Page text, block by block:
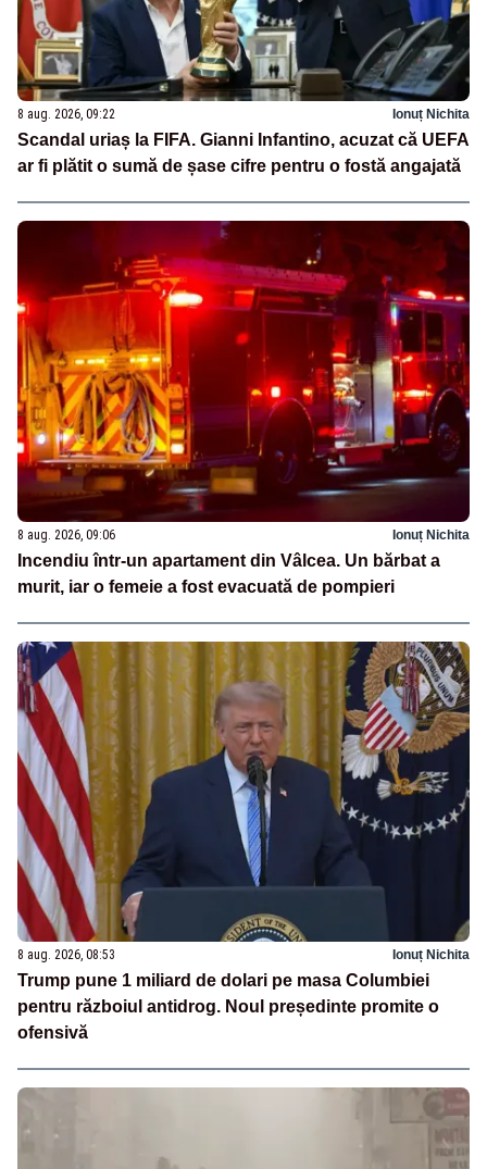
8 aug. 2026, 09:22 Ionuț Nichita
Scandal uriaș la FIFA. Gianni Infantino, acuzat că UEFA
ar fi plătit o sumă de șase cifre pentru o fostă angajată
8 aug. 2026, 09:06 Ionuț Nichita
Incendiu într-un apartament din Vâlcea. Un bărbat a
murit, iar o femeie a fost evacuată de pompieri
8 aug. 2026, 08:53 Ionuț Nichita
Trump pune 1 miliard de dolari pe masa Columbiei
pentru războiul antidrog. Noul președinte promite o
ofensivă